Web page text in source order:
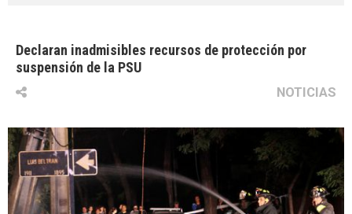
Declaran inadmisibles recursos de protección por
suspensión de la PSU
NOTICIAS